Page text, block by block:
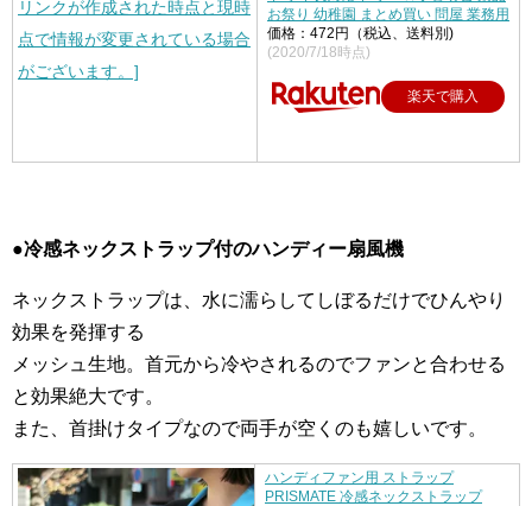
お祭り 幼稚園 まとめ買い 問屋 業務用
価格：472円（税込、送料別)
(2020/7/18時点)
楽天で購入
●冷感ネックストラップ付のハンディー扇風機
ネックストラップは、水に濡らしてしぼるだけでひんやり
効果を発揮する
メッシュ生地。首元から冷やされるのでファンと合わせる
と効果絶大です。
また、首掛けタイプなので両手が空くのも嬉しいです。
ハンディファン用 ストラップ
PRISMATE 冷感ネックストラップ